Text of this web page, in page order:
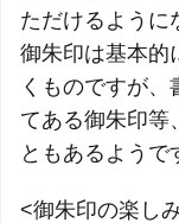
ただけるように
御朱印は基本的
くものですが
てある御朱印等
ともあるようで
<御朱印の楽し